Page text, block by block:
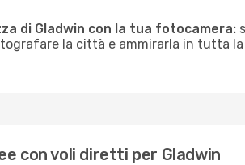
di Gladwin con la tua fotocamera:
la città e ammirarla in tutta
con voli diretti per Gladwin